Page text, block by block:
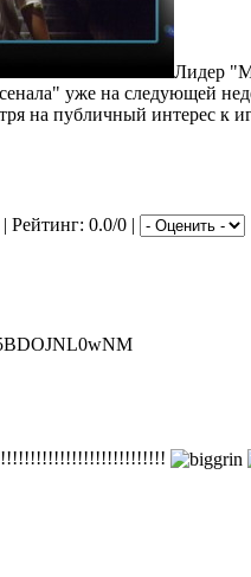
Лидер
уже на следующей
на публичный интерес к
| Рейтинг: 0.0/0 |